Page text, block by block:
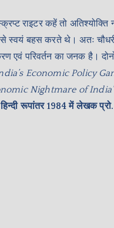
राइटर कहें तो अतिश्योक्ति
स्वयं बहस करते थे। अतः
एवं परिवर्तन का जनक है।
Economic Policy
Nightmare of India’
रूपांतर 1984 में लेखक